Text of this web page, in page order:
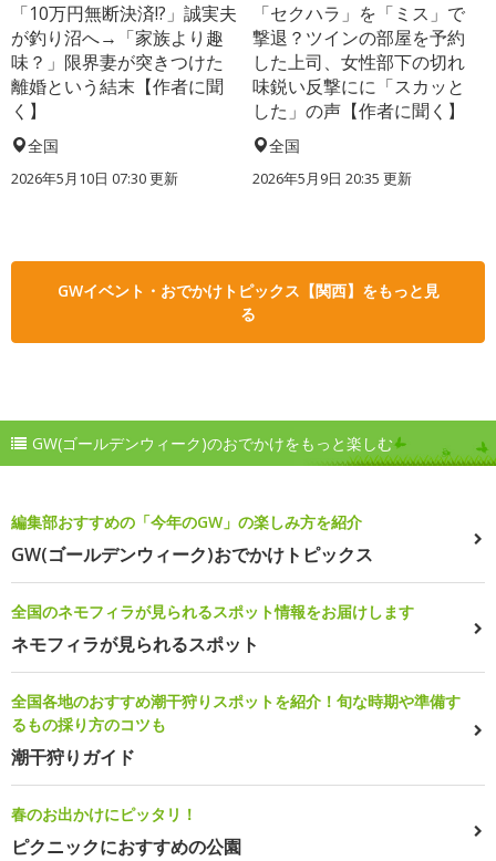
「10万円無断決済!?」誠実夫
が釣り沼へ→「家族より趣
味？」限界妻が突きつけた
離婚という結末【作者に聞
く】
全国
2026年5月10日 07:30 更新
「セクハラ」を「ミス」で
撃退？ツインの部屋を予約
した上司、女性部下の切れ
味鋭い反撃にに「スカッと
した」の声【作者に聞く】
全国
2026年5月9日 20:35 更新
GWイベント・おでかけトピックス【関西】をもっと見
る
GW(ゴールデンウィーク)のおでかけをもっと楽しむ
編集部おすすめの「今年のGW」の楽しみ方を紹介
GW(ゴールデンウィーク)おでかけトピックス
全国のネモフィラが見られるスポット情報をお届けします
ネモフィラが見られるスポット
全国各地のおすすめ潮干狩りスポットを紹介！旬な時期や準備す
るもの採り方のコツも
潮干狩りガイド
春のお出かけにピッタリ！
ピクニックにおすすめの公園